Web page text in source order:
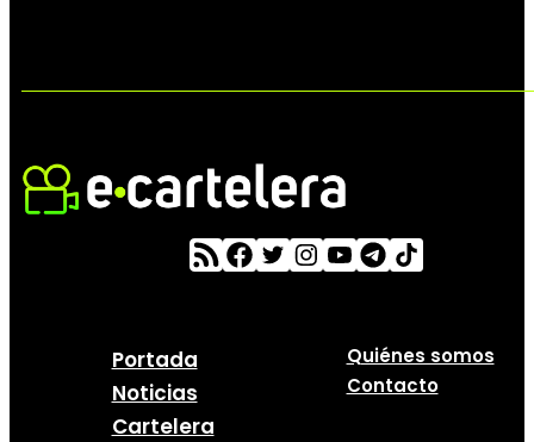
Portada
Noticias
Cartelera
Quiénes somos
Contacto